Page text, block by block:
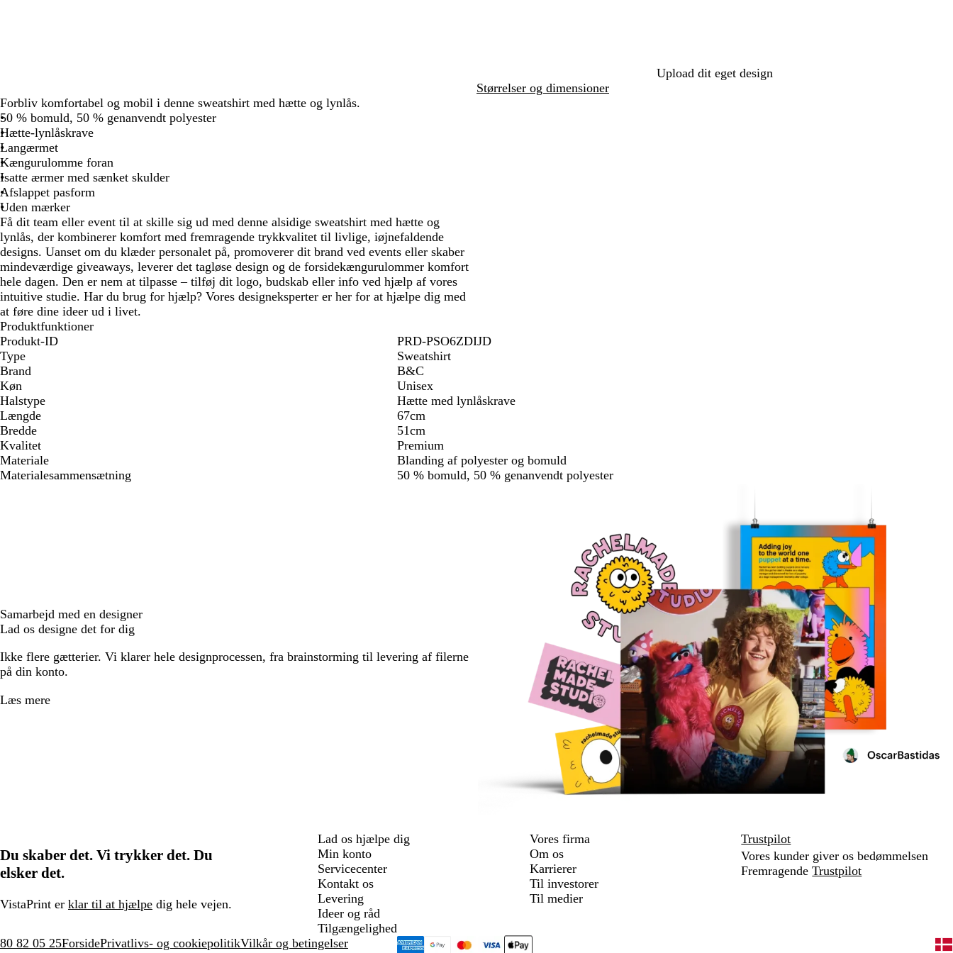
t
Upload dit eget design
Størrelser og dimensioner
Forbliv komfortabel og mobil i denne sweatshirt med hætte og lynlås.
50 % bomuld, 50 % genanvendt polyester
Hætte-lynlåskrave
Langærmet
Kængurulomme foran
Isatte ærmer med sænket skulder
Afslappet pasform
Uden mærker
Få dit team eller event til at skille sig ud med denne alsidige sweatshirt med hætte og
lynlås, der kombinerer komfort med fremragende trykkvalitet til livlige, iøjnefaldende
designs. Uanset om du klæder personalet på, promoverer dit brand ved events eller skaber
mindeværdige giveaways, leverer det tagløse design og de forsidekængurulommer komfort
hele dagen. Den er nem at tilpasse – tilføj dit logo, budskab eller info ved hjælp af vores
intuitive studie. Har du brug for hjælp? Vores designeksperter er her for at hjælpe dig med
at føre dine ideer ud i livet.
Produktfunktioner
Produkt-ID
PRD-PSO6ZDIJD
Type
Sweatshirt
Brand
B&C
Køn
Unisex
Halstype
Hætte med lynlåskrave
Længde
67cm
Bredde
51cm
Kvalitet
Premium
Materiale
Blanding af polyester og bomuld
Materialesammensætning
50 % bomuld, 50 % genanvendt polyester
Samarbejd med en designer
Lad os designe det for dig
Ikke flere gætterier. Vi klarer hele designprocessen, fra brainstorming til levering af filerne
på din konto.
Læs mere
Du skaber det. Vi trykker det. Du
elsker det.
VistaPrint er klar til at hjælpe dig hele vejen.
Lad os hjælpe dig
Min konto
Servicecenter
Kontakt os
Levering
Ideer og råd
Tilgængelighed
Vores firma
Om os
Karrierer
Til investorer
Til medier
Trustpilot
Vores kunder giver os bedømmelsen
FremragendeTrustpilot
80 82 05 25ForsidePrivatlivs- og cookiepolitikVilkår og betingelser